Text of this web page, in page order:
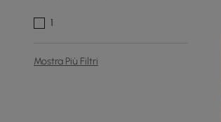
1
Mostra Più Filtri